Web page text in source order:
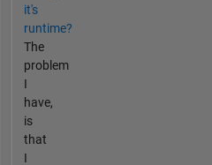
it's
runtime?
The
problem
I
have,
is
that
I